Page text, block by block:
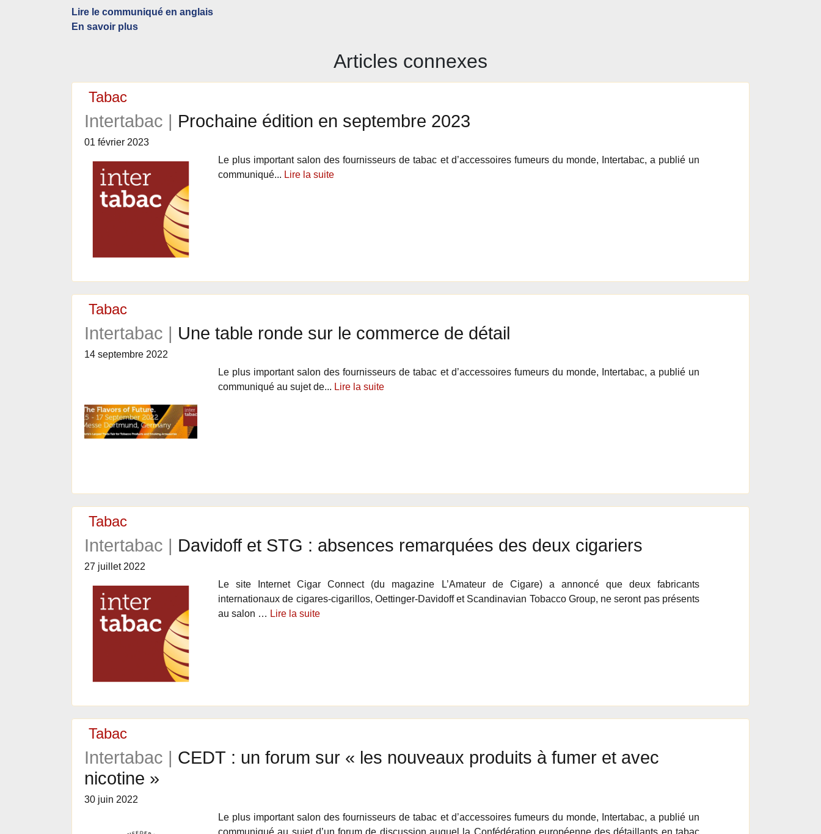
Lire le communiqué en anglais
En savoir plus
Articles connexes
Tabac
Intertabac | Prochaine édition en septembre 2023
01 février 2023
Le plus important salon des fournisseurs de tabac et d’accessoires fumeurs du monde, Intertabac, a publié un
communiqué... Lire la suite
Tabac
Intertabac | Une table ronde sur le commerce de détail
14 septembre 2022
Le plus important salon des fournisseurs de tabac et d’accessoires fumeurs du monde, Intertabac, a publié un
communiqué au sujet de... Lire la suite
Tabac
Intertabac | Davidoff et STG : absences remarquées des deux cigariers
27 juillet 2022
Le site Internet Cigar Connect (du magazine L’Amateur de Cigare) a annoncé que deux fabricants
internationaux de cigares-cigarillos, Oettinger-Davidoff et Scandinavian Tobacco Group, ne seront pas présents
au salon … Lire la suite
Tabac
Intertabac | CEDT : un forum sur « les nouveaux produits à fumer et avec
nicotine »
30 juin 2022
Le plus important salon des fournisseurs de tabac et d’accessoires fumeurs du monde, Intertabac, a publié un
communiqué au sujet d’un forum de discussion auquel la Confédération européenne des détaillants en tabac